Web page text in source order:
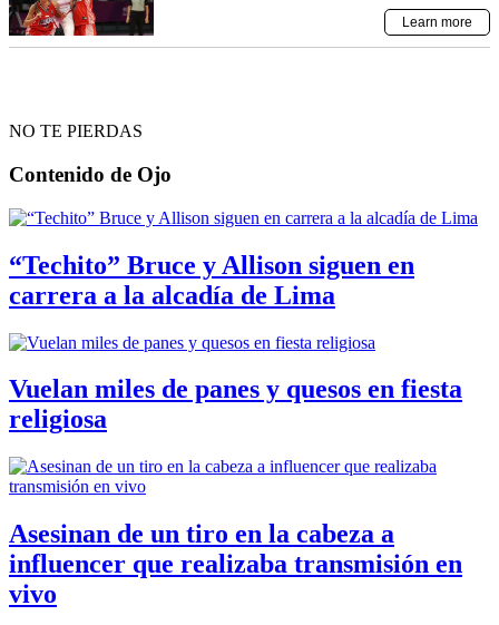
NO TE PIERDAS
Contenido de Ojo
“Techito” Bruce y Allison siguen en
carrera a la alcadía de Lima
Vuelan miles de panes y quesos en fiesta
religiosa
Asesinan de un tiro en la cabeza a
influencer que realizaba transmisión en
vivo